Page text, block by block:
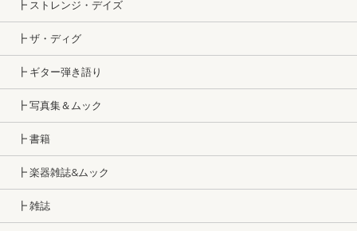
┣ ストレンジ・デイズ
┣ ザ・ディグ
┣ ギター弾き語り
┣ 写真集＆ムック
┣ 書籍
┣ 楽器雑誌&ムック
┣ 雑誌